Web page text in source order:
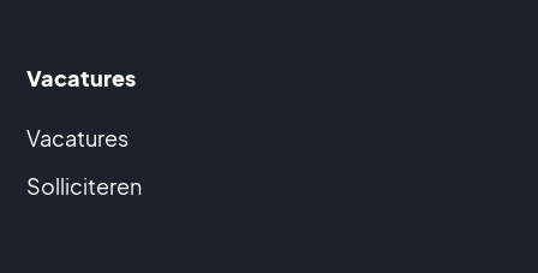
Vacatures
Vacatures
Solliciteren